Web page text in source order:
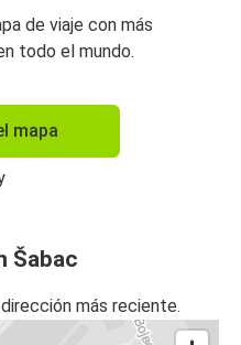
de viaje con más
todo el mundo.
mapa
Šabac
más reciente.